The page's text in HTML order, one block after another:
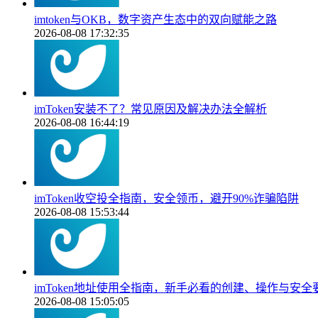
imtoken与OKB，数字资产生态中的双向赋能之路
2026-08-08 17:32:35
imToken安装不了？常见原因及解决办法全解析
2026-08-08 16:44:19
imToken收空投全指南，安全领币，避开90%诈骗陷阱
2026-08-08 15:53:44
imToken地址使用全指南，新手必看的创建、操作与安全
2026-08-08 15:05:05